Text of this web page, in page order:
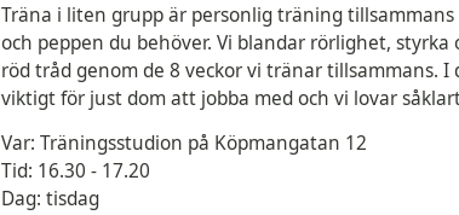
Träna i liten grupp är personlig träning
och peppen du behöver. Vi blandar rörlighet,
röd tråd genom de 8 veckor vi tränar tillsammans.
viktigt för just dom att jobba med och vi lovar
Var: Träningsstudion på Köpmangatan 12
Tid: 16.30 - 17.20
Dag: tisdag